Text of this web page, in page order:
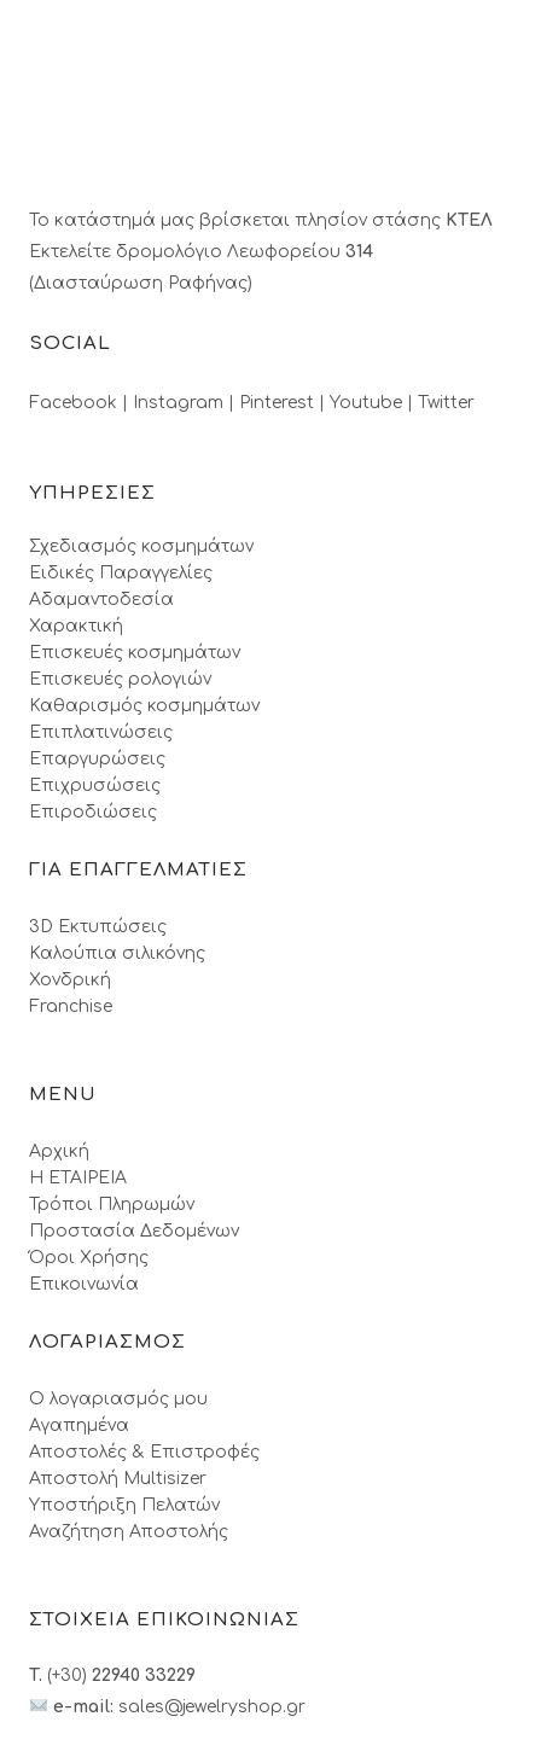
Το κατάστημά μας βρίσκεται πλησίον στάσης ΚΤΕΛ
Εκτελείτε δρομολόγιο Λεωφορείου 314
(Διασταύρωση Ραφήνας)
SOCIAL
Facebook | Instagram | Pinterest | Youtube | Twitter
ΥΠΗΡΕΣΙΕΣ
Σχεδιασμός κοσμημάτων
Ειδικές Παραγγελίες
Αδαμαντοδεσία
Χαρακτική
Επισκευές κοσμημάτων
Επισκευές ρολογιών
Καθαρισμός κοσμημάτων
Επιπλατινώσεις
Επαργυρώσεις
Επιχρυσώσεις
Επιροδιώσεις
ΓΙΑ ΕΠΑΓΓΕΛΜΑΤΙΕΣ
3D Εκτυπώσεις
Καλούπια σιλικόνης
Χονδρική
Franchise
MENU
Αρχική
Η ΕΤΑΙΡΕΙΑ
Τρόποι Πληρωμών
Προστασία Δεδομένων
Όροι Xρήσης
Επικοινωνία
ΛΟΓΑΡΙΑΣΜΟΣ
Ο λογαριασμός μου
Αγαπημένα
Αποστολές & Επιστροφές
Αποστολή Multisizer
Υποστήριξη Πελατών
Αναζήτηση Αποστολής
ΣΤΟΙΧΕΙΑ ΕΠΙΚΟΙΝΩΝΙΑΣ
T. (+30) 22940 33229
e-mail: sales@jewelryshop.gr